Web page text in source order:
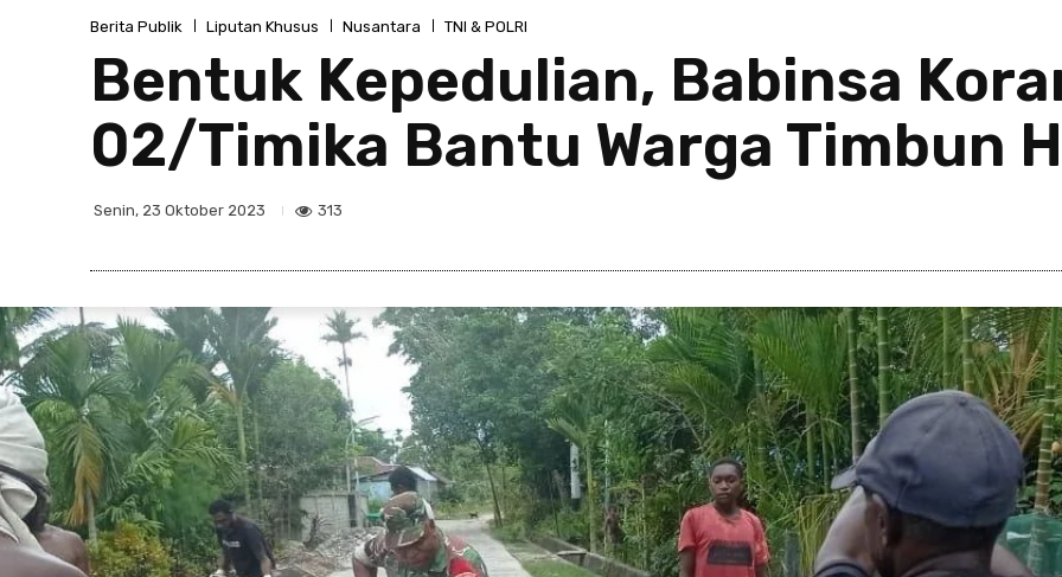
Berita Publik Liputan Khusus Nusantara TNI & POLRI
Bentuk Kepedulian, Babinsa
02/Timika Bantu Warga Timbun
Senin, 23 Oktober 2023 313